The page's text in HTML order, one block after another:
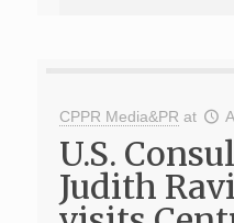
CPPR Media&PR at
U.S.
Judith